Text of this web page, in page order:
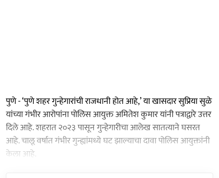
पुणे - ‘पुणे शहर गुन्हेगारांची राजधानी होत आहे,’ या खासदार सुप्रिया सुळे
यांच्या गंभीर आरोपांना पोलिस आयुक्त अमितेश कुमार यांनी पत्राद्वारे उत्तर
दिले आहे. शहरात २०२३ पासून गुन्हेगारीचा आलेख सातत्याने घसरत
आहे. चालू वर्षात गंभीर गुन्ह्यांमध्ये घट झाल्याचा दावा पोलिस आयुक्तांनी
केला आहे.